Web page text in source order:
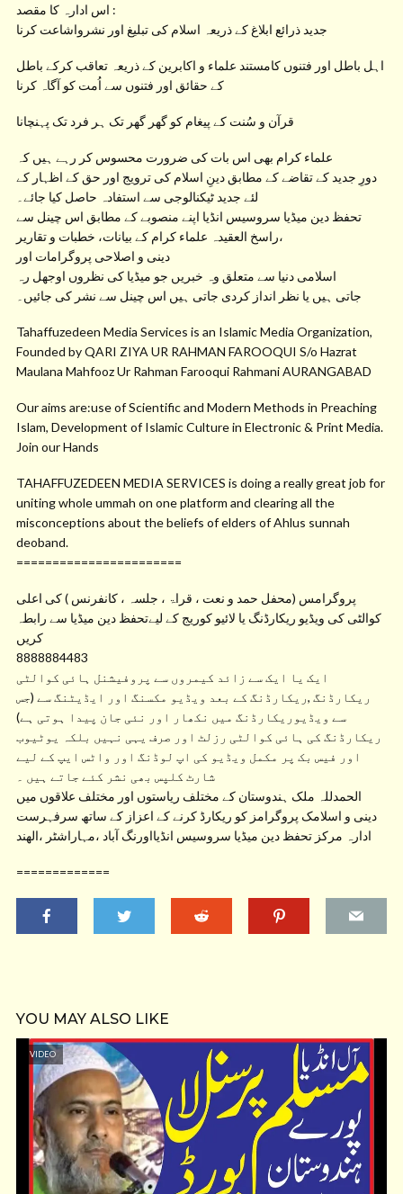
اس ادارہ کا مقصد :
جدید ذرائع ابلاغ کے ذریعہ اسلام کی تبلیغ اور نشرواشاعت کرنا
اہل باطل اور فتنوں کامستند علماء و اکابرین کے ذریعہ تعاقب کرکے باطل
کے حقائق اور فتنوں سے اُمت کو آگاہ کرنا
قرآن و سُنت کے پیغام کو گھر گھر تک ہر فرد تک پہنچانا
علماء کرام بھی اس بات کی ضرورت محسوس کر رہے ہیں کہ
دورِ جدید کے تقاضے کے مطابق دینِ اسلام کی ترویج اور حق کے اظہار کے
لئے جدید ٹیکنالوجی سے استفادہ حاصل کیا جائے۔
تحفظ دین میڈیا سروسیس انڈیا اپنے منصوبے کے مطابق اس چینل سے
راسخ العقیدہ علماء کرام کے بیانات، خطبات و تقاریر،
دینی و اصلاحی پروگرامات اور
اسلامی دنیا سے متعلق وہ خبریں جو میڈیا کی نظروں اوجھل رہ
جاتی ہیں یا نظر انداز کردی جاتی ہیں اس چینل سے نشر کی جائیں۔
Tahaffuzedeen Media Services is an Islamic Media Organization,
Founded by QARI ZIYA UR RAHMAN FAROOQUI S/o Hazrat
Maulana Mahfooz Ur Rahman Farooqui Rahmani AURANGABAD
Our aims are:use of Scientific and Modern Methods in Preaching
Islam, Development of Islamic Culture in Electronic & Print Media.
Join our Hands
TAHAFFUZEDEEN MEDIA SERVICES is doing a really great job for
uniting whole ummah on one platform and clearing all the
misconceptions about the beliefs of elders of Ahlus sunnah
deoband.
=======================
پروگرامس (محفل حمد و نعت ، قراۃ ، جلسہ ، کانفرنس ) کی اعلی
کوالٹی کی ویڈیو ریکارڈنگ یا لائیو کوریج کے لیےتحفظ دین میڈیا سے رابطہ
کریں
8888884483
ایک یا ایک سے زائد کیمروں سے پروفیشنل ہائی کوالٹی
ریکارڈنگ ,ریکارڈنگ کے بعد ویڈیو مکسنگ اور ایڈیٹنگ سے (جس
سے ویڈیوریکارڈنگ میں نکھار اور نئی جان پیدا ہوتی ہے)
ریکارڈنگ کی ہائی کوالٹی رزلٹ اور صرف یہی نہیں بلکہ یوٹیوب
اور فیس بک پر مکمل ویڈیو کی اپ لوڈنگ اور واٹس ایپ کے لیے
شارٹ کلپس بھی نشر کئے جاتے ہیں ۔
الحمدللہ ملک ہندوستان کے مختلف ریاستوں اور مختلف علاقوں میں
دینی و اسلامک پروگرامز کو ریکارڈ کرنے کے اعزاز کے ساتھ سرفہرست
ادارہ مرکز تحفظ دین میڈیا سروسیس انڈیااورنگ آباد ،مہاراشٹر ،الھند
=============
YOU MAY ALSO LIKE
VIDEO